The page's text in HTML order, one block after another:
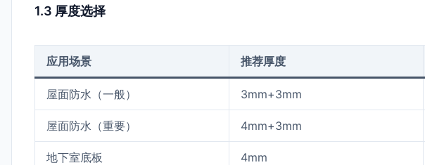
1.3 厚度选择
应用场景 推荐厚度
屋面防水（一般） 3mm+3mm
屋面防水（重要） 4mm+3mm
地下室底板 4mm